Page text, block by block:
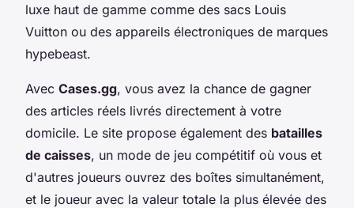
luxe haut de gamme comme des sacs Louis
Vuitton ou des appareils électroniques de marques
hypebeast.
Avec Cases.gg, vous avez la chance de gagner
des articles réels livrés directement à votre
domicile. Le site propose également des batailles
de caisses, un mode de jeu compétitif où vous et
d'autres joueurs ouvrez des boîtes simultanément,
et le joueur avec la valeur totale la plus élevée des